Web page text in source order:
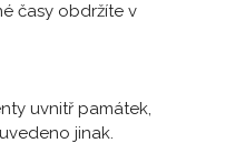
časy obdržíte v
uvnitř památek,
jinak.